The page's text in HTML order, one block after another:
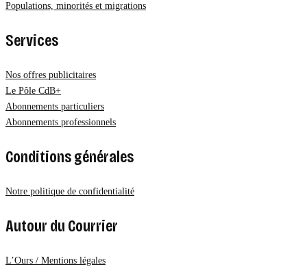
Populations, minorités et migrations
Services
Nos offres publicitaires
Le Pôle CdB+
Abonnements particuliers
Abonnements professionnels
Conditions générales
Notre politique de confidentialité
Autour du Courrier
L’Ours / Mentions légales